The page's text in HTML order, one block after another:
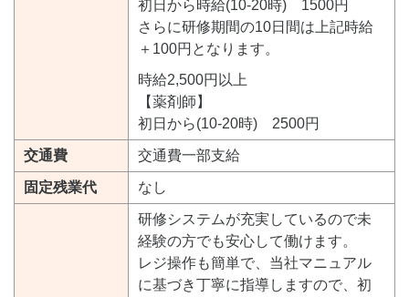
初日から時給(10-20時) 1500円
さらに研修期間の10日間は上記時給
＋100円となります。
時給2,500円以上
【薬剤師】
初日から(10-20時) 2500円
交通費 交通費一部支給
固定残業代 なし
研修システムが充実しているので未
経験の方でも安心して働けます。
レジ操作も簡単で、当社マニュアル
に基づき丁寧に指導しますので、初